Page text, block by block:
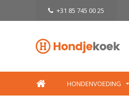
+31 85 745 00 25
HONDENVOEDING